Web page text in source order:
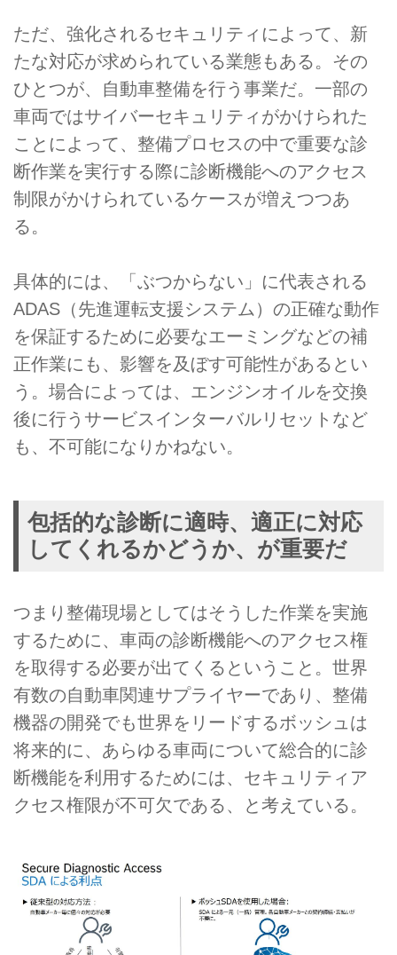
ただ、強化されるセキュリティによって、新
たな対応が求められている業態もある。その
ひとつが、自動車整備を行う事業だ。一部の
車両ではサイバーセキュリティがかけられた
ことによって、整備プロセスの中で重要な診
断作業を実行する際に診断機能へのアクセス
制限がかけられているケースが増えつつあ
る。
具体的には、「ぶつからない」に代表される
ADAS（先進運転支援システム）の正確な動作
を保証するために必要なエーミングなどの補
正作業にも、影響を及ぼす可能性があるとい
う。場合によっては、エンジンオイルを交換
後に行うサービスインターバルリセットなど
も、不可能になりかねない。
包括的な診断に適時、適正に対応
してくれるかどうか、が重要だ
つまり整備現場としてはそうした作業を実施
するために、車両の診断機能へのアクセス権
を取得する必要が出てくるということ。世界
有数の自動車関連サプライヤーであり、整備
機器の開発でも世界をリードするボッシュは
将来的に、あらゆる車両について総合的に診
断機能を利用するためには、セキュリティア
クセス権限が不可欠である、と考えている。